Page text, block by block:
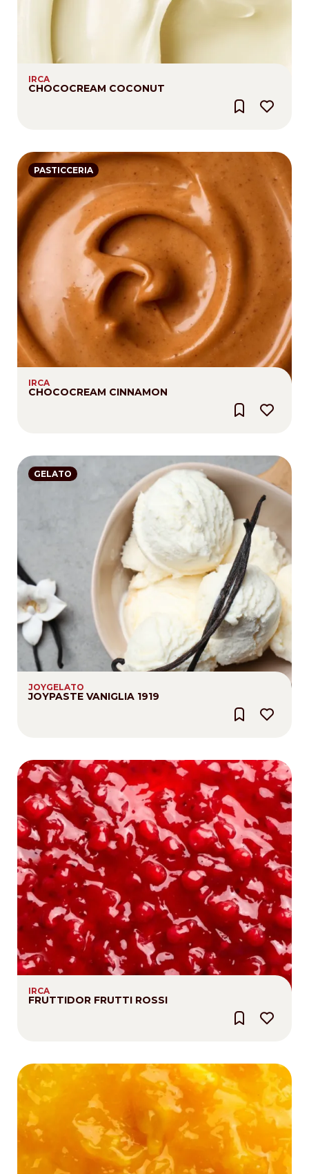
IRCA
CHOCOCREAM COCONUT
PASTICCERIA
IRCA
CHOCOCREAM CINNAMON
GELATO
JOYGELATO
JOYPASTE VANIGLIA 1919
IRCA
FRUTTIDOR FRUTTI ROSSI